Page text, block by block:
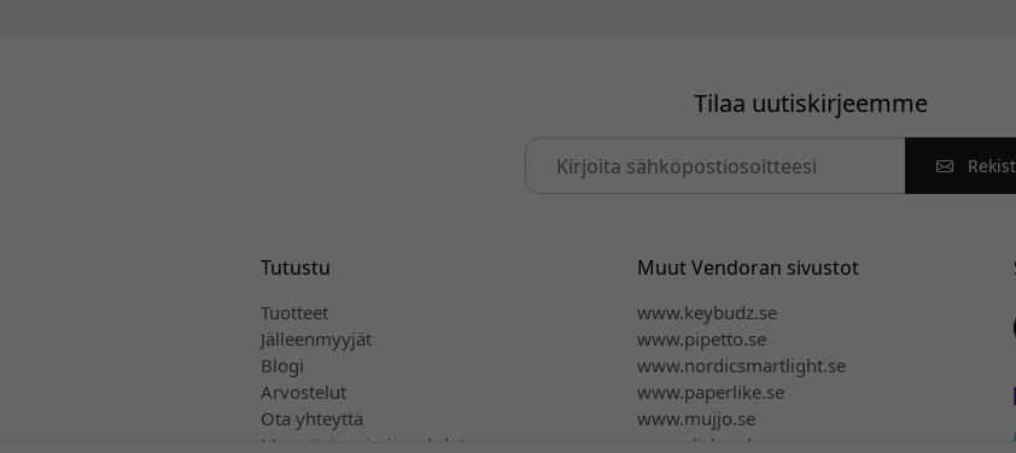
Tilaa uutiskirjeemme
Tutustu
Tuotteet
Jälleenmyyjät
Blogi
Arvostelut
Ota yhteyttä
Myynti- ja toimitusehdot
Muut Vendoran sivustot
www.keybudz.se
www.pipetto.se
www.nordicsmartlight.se
www.paperlike.se
www.mujjo.se
www.clickandgrow.se